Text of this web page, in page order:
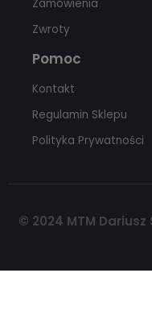
Zamówienia
Zwroty
Pomoc
Kontakt
Regulamin Sklepu
Polityka Prywatności
© 2024 MTM